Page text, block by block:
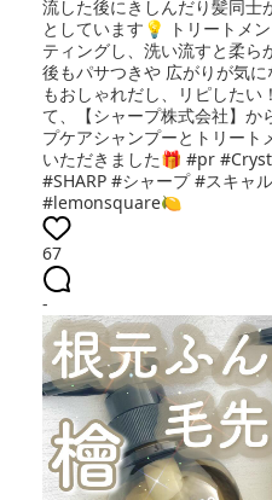
流した後にきしんだり髪同士
としています💡 トリートメ
ティングし、洗い流すと柔
後もパサつきや 広がりが気
もおしゃれだし、リピした
て、【シャープ株式会社】か
プケアシャンプーとトリート
いただきました🎁 #pr
#SHARP #シャープ #スキャ
#lemonsquare🍋
67
-